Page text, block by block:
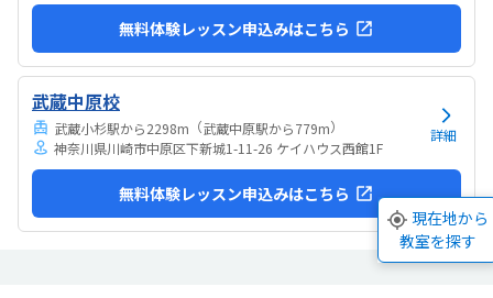
無料体験レッスン申込みはこちら
武蔵中原校
武蔵小杉駅から2298m （武蔵中原駅から779m）
神奈川県川崎市中原区下新城1-11-26 ケイハウス西館1F
詳細
無料体験レッスン申込みはこちら
現在地から
教室を探す